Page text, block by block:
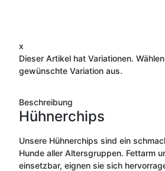
x
Dieser Artikel hat Variationen.
gewünschte Variation aus.
Beschreibung
Hühnerchips
Unsere Hühnerchips sind ein
Hunde aller Altersgruppen. Fettarm
einsetzbar, eignen sie sich